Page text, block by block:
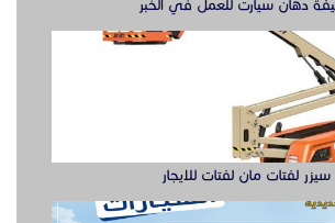
على المزيد من
تفضلو بزيارة موقعنا
الرابط التالى:
https://
صناديق وهياكل سيارات الشرقية